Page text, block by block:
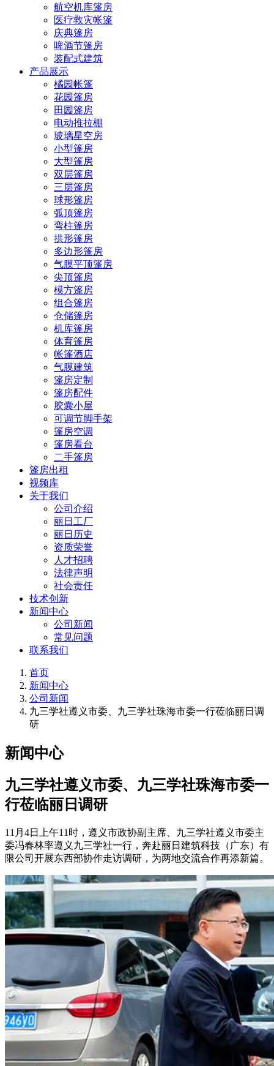
航空机库篷房
医疗救灾帐篷
庆典篷房
啤酒节篷房
装配式建筑
产品展示
橘园帐篷
花园篷房
田园篷房
电动推拉棚
玻璃星空房
小型篷房
大型篷房
双层篷房
三层篷房
球形篷房
弧顶篷房
弯柱篷房
拱形篷房
多边形篷房
气膜平顶篷房
尖顶篷房
模方篷房
组合篷房
仓储篷房
机库篷房
体育篷房
帐篷酒店
气膜建筑
篷房定制
篷房配件
胶囊小屋
可调节脚手架
篷房空调
篷房看台
二手篷房
篷房出租
视频库
关于我们
公司介绍
丽日工厂
丽日历史
资质荣誉
人才招聘
法律声明
社会责任
技术创新
新闻中心
公司新闻
常见问题
联系我们
首页
新闻中心
公司新闻
九三学社遵义市委、九三学社珠海市委一行莅临丽日调
研
新闻中心
九三学社遵义市委、九三学社珠海市委一
行莅临丽日调研
11月4日上午11时，遵义市政协副主席、九三学社遵义市委主
委冯春林率遵义九三学社一行，奔赴丽日建筑科技（广东）有
限公司开展东西部协作走访调研，为两地交流合作再添新篇。